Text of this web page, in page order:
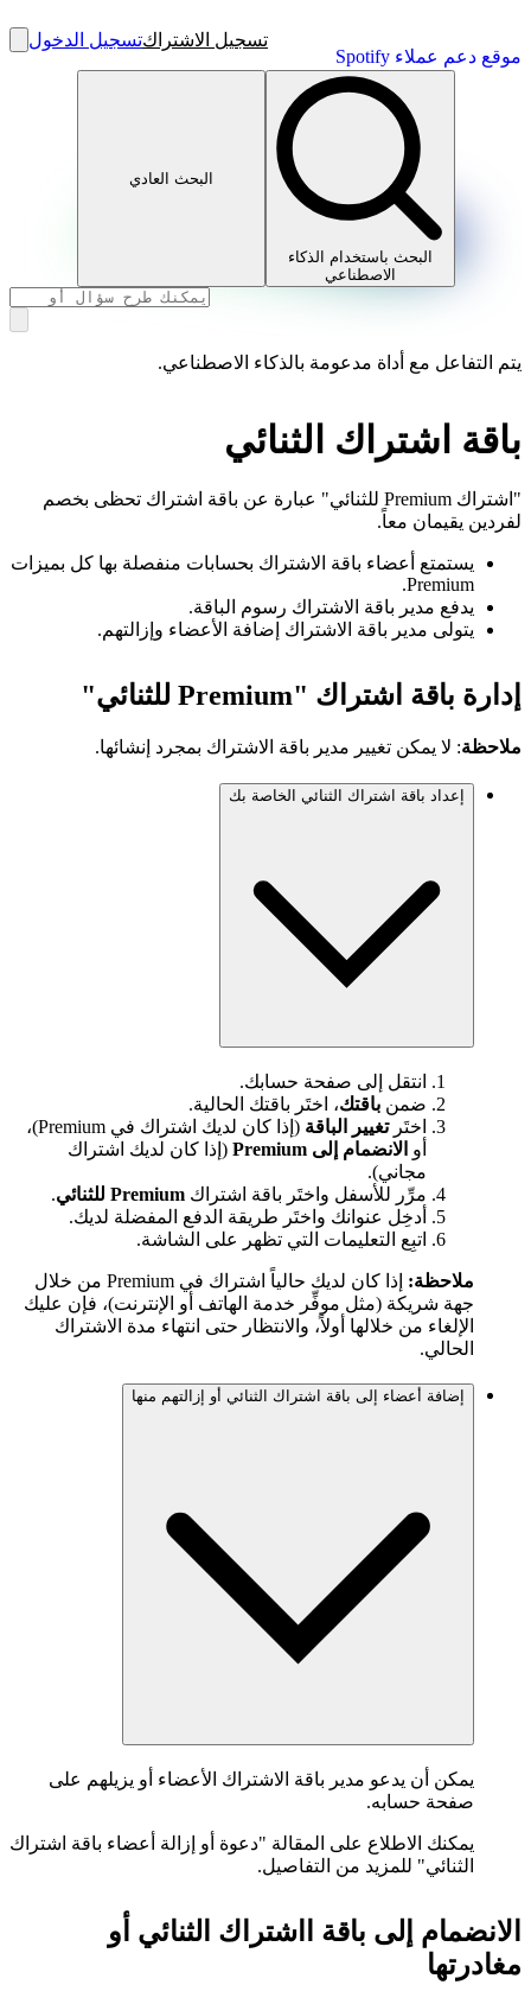
موقع دعم عملاء Spotify
تسجيل الاشتراكتسجيل الدخول
البحث باستخدام الذكاء
الاصطناعي
البحث العادي
يتم التفاعل مع أداة مدعومة بالذكاء الاصطناعي.
باقة اشتراك الثنائي
"اشتراك Premium للثنائي" عبارة عن باقة اشتراك تحظى بخصم
لفردين يقيمان معاً.
يستمتع أعضاء باقة الاشتراك بحسابات منفصلة بها كل بميزات
Premium.
يدفع مدير باقة الاشتراك رسوم الباقة.
يتولى مدير باقة الاشتراك إضافة الأعضاء وإزالتهم.
إدارة باقة اشتراك "Premium للثنائي"
ملاحظة: لا يمكن تغيير مدير باقة الاشتراك بمجرد إنشائها.
إعداد باقة اشتراك الثنائي الخاصة بك
انتقل إلى صفحة حسابك.
ضمن باقتك، اختَر باقتك الحالية.
اختَرتغيير الباقة
(إذا كان لديك اشتراك في Premium)،
أو الانضمام إلى Premium
(إذا كان لديك اشتراك
مجاني).
مرِّر للأسفل واختَر باقة اشتراك Premium للثنائي
.
أدخِل عنوانك واختَر طريقة الدفع المفضلة لديك.
اتبِع التعليمات التي تظهر على الشاشة.
ملاحظة:
إذا كان لديك حالياً اشتراك في Premium من خلال
جهة شريكة (مثل موفِّر خدمة الهاتف أو الإنترنت)، فإن عليك
الإلغاء من خلالها أولاً، والانتظار حتى انتهاء مدة الاشتراك
الحالي.
إضافة أعضاء إلى باقة اشتراك الثنائي أو إزالتهم منها
يمكن أن يدعو مدير باقة الاشتراك الأعضاء أو يزيلهم على
صفحة حسابه.
يمكنك الاطلاع على المقالة "دعوة أو إزالة أعضاء باقة اشتراك
الثنائي" للمزيد من التفاصيل.
الانضمام إلى باقة ااشتراك الثنائي أو
مغادرتها